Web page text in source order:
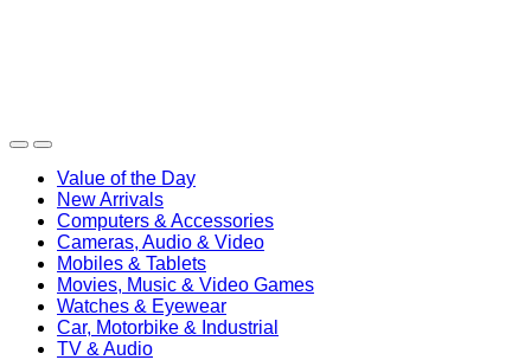
Value of the Day
New Arrivals
Computers & Accessories
Cameras, Audio & Video
Mobiles & Tablets
Movies, Music & Video Games
Watches & Eyewear
Car, Motorbike & Industrial
TV & Audio